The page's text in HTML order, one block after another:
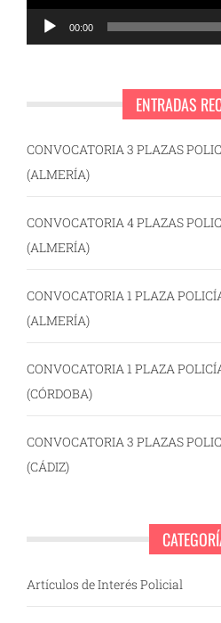
00:00
ENTRADAS
CONVOCATORIA 3 PLAZAS
(ALMERÍA)
CONVOCATORIA 4 PLAZAS
(ALMERÍA)
CONVOCATORIA 1 PLAZA
(ALMERÍA)
CONVOCATORIA 1 PLAZA
(CÓRDOBA)
CONVOCATORIA 3 PLAZAS
(CÁDIZ)
Artículos de Interés Policial